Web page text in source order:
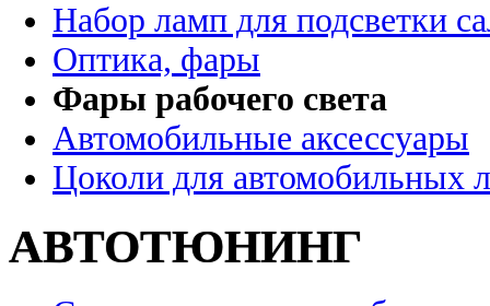
Набор ламп для подсветки
Оптика, фары
Фары рабочего света
Автомобильные аксессуары
Цоколи для автомобильных
АВТОТЮНИНГ